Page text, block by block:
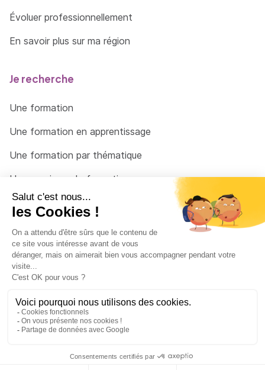
Évoluer professionnellement
En savoir plus sur ma région
Je recherche
Une formation
Une formation en apprentissage
Une formation par thématique
Un organisme de formation
Un conseiller
© 2026 - Côté Formations - par Via Compétences
Menu Pied de page
Mentions Légales
Politique de confidentialité